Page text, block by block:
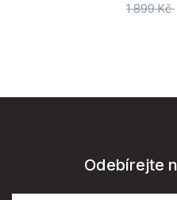
1 899 Kč
Odebírejte